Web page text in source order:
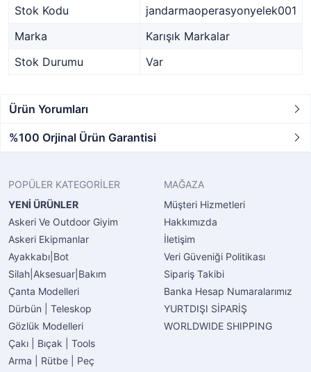
Stok Kodu
jandarmaoperasyonyelek001
Marka
Karışık Markalar
Stok Durumu
Var
Ürün Yorumları
%100 Orjinal Ürün Garantisi
POPÜLER KATEGORİLER
YENİ ÜRÜNLER
Askeri Ve Outdoor Giyim
Askeri Ekipmanlar
Ayakkabı|Bot
Silah|Aksesuar|Bakım
Çanta Modelleri
Dürbün | Teleskop
Gözlük Modelleri
Çakı | Bıçak | Tools
Arma | Rütbe | Peç
MAĞAZA
Müşteri Hizmetleri
Hakkımızda
İletişim
Veri Güveniği Politikası
Sipariş Takibi
Banka Hesap Numaralarımız
YURTDIŞI SİPARİŞ
WORLDWIDE SHIPPING